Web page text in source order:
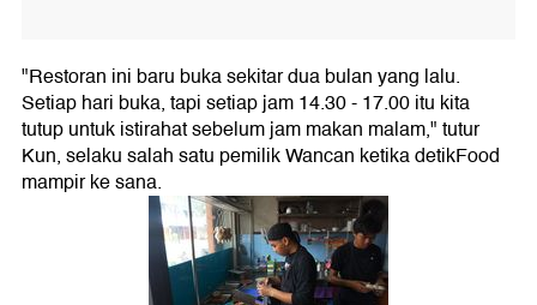
"Restoran ini baru buka sekitar dua bulan yang lalu.
Setiap hari buka, tapi setiap jam 14.30 - 17.00 itu kita
tutup untuk istirahat sebelum jam makan malam," tutur
Kun, selaku salah satu pemilik Wancan ketika detikFood
mampir ke sana.